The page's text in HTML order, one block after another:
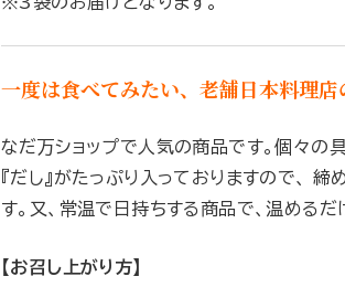
一度は食べてみたい、老舗日本料理店
なだ万ショップで人気の商品です。個々の
『だし』がたっぷり入っておりますので、
す。又、常温で日持ちする商品で、温める
【お召し上がり方】